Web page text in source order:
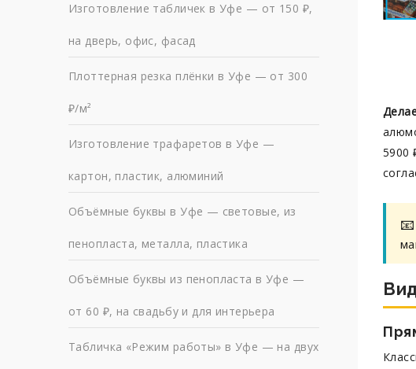
5900
📧
Изготовление табличек в Уфе — от 150 ₽,
на дверь, офис, фасад
Плоттерная резка плёнки в Уфе — от 300
₽/м²
Изготовление трафаретов в Уфе —
картон, пластик, алюминий
Объёмные буквы в Уфе — световые, из
пенопласта, металла, пластика
Объёмные буквы из пенопласта в Уфе —
от 60 ₽, на свадьбу и для интерьера
Табличка «Режим работы» в Уфе — на двух